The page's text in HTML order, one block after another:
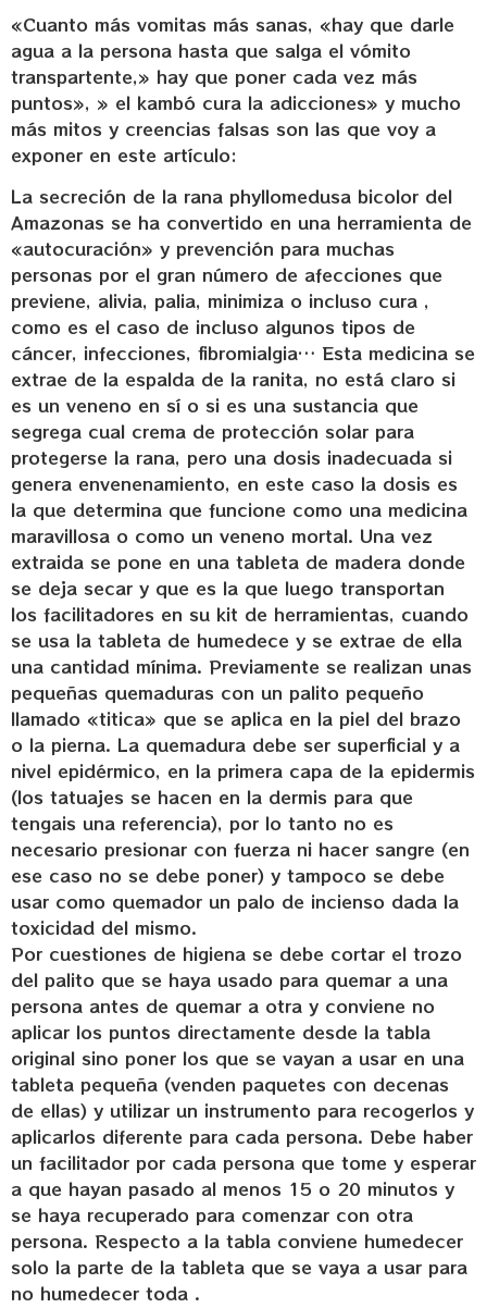
«Cuanto más vomitas más sanas, «hay que darle
agua a la persona hasta que salga el vómito
transpartente,» hay que poner cada vez más
puntos», » el kambó cura la adicciones» y mucho
más mitos y creencias falsas son las que voy a
exponer en este artículo:
La secreción de la rana phyllomedusa bicolor del
Amazonas se ha convertido en una herramienta de
«autocuración» y prevención para muchas
personas por el gran número de afecciones que
previene, alivia, palia, minimiza o incluso cura ,
como es el caso de incluso algunos tipos de
cáncer, infecciones, fibromialgia… Esta medicina se
extrae de la espalda de la ranita, no está claro si
es un veneno en sí o si es una sustancia que
segrega cual crema de protección solar para
protegerse la rana, pero una dosis inadecuada si
genera envenenamiento, en este caso la dosis es
la que determina que funcione como una medicina
maravillosa o como un veneno mortal. Una vez
extraida se pone en una tableta de madera donde
se deja secar y que es la que luego transportan
los facilitadores en su kit de herramientas, cuando
se usa la tableta de humedece y se extrae de ella
una cantidad mínima. Previamente se realizan unas
pequeñas quemaduras con un palito pequeño
llamado «titica» que se aplica en la piel del brazo
o la pierna. La quemadura debe ser superficial y a
nivel epidérmico, en la primera capa de la epidermis
(los tatuajes se hacen en la dermis para que
tengais una referencia), por lo tanto no es
necesario presionar con fuerza ni hacer sangre (en
ese caso no se debe poner) y tampoco se debe
usar como quemador un palo de incienso dada la
toxicidad del mismo.
Por cuestiones de higiena se debe cortar el trozo
del palito que se haya usado para quemar a una
persona antes de quemar a otra y conviene no
aplicar los puntos directamente desde la tabla
original sino poner los que se vayan a usar en una
tableta pequeña (venden paquetes con decenas
de ellas) y utilizar un instrumento para recogerlos y
aplicarlos diferente para cada persona. Debe haber
un facilitador por cada persona que tome y esperar
a que hayan pasado al menos 15 o 20 minutos y
se haya recuperado para comenzar con otra
persona. Respecto a la tabla conviene humedecer
solo la parte de la tableta que se vaya a usar para
no humedecer toda .